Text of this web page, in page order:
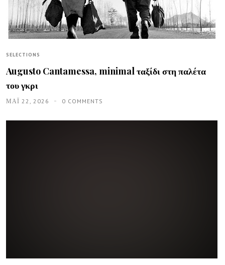
SELECTIONS
Augusto Cantamessa, minimal ταξίδι στη παλέτα
του γκρι
ΜΑΪ́ 22, 2026 0 COMMENTS